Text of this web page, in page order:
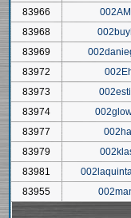
83966
83968
83969
83972
83973
83974
83977
83979
83981
83955